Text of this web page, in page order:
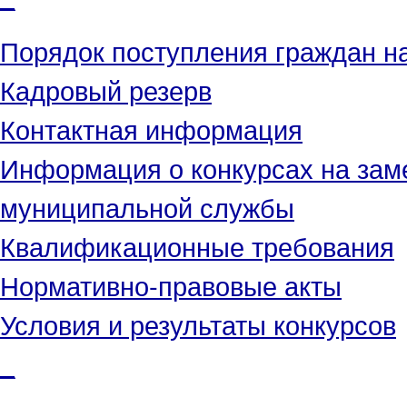
Порядок поступления граждан
Кадровый резерв
Контактная информация
Информация о конкурсах на
муниципальной службы
Квалификационные требования
Нормативно-правовые акты
Условия и результаты конкурсов